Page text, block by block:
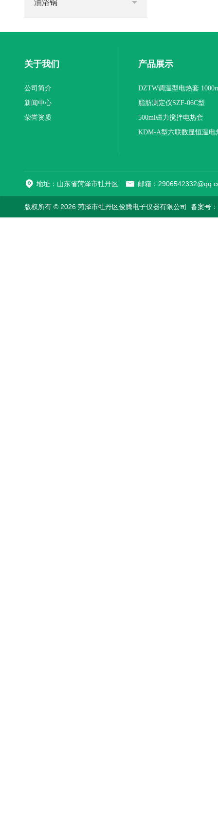
油浴锅
关于我们
公司简介
新闻中心
荣誉资质
产品展示
DZTW调温型电热套
联
脂肪测定仪SZF-06C型
500ml磁力搅拌电热套
KDM-A型六联数显恒温电
地址：山东省菏泽市牡丹区 邮箱：
版权所有 © 2026 菏泽市牡丹区俊腾电子仪器有限公司 备案号